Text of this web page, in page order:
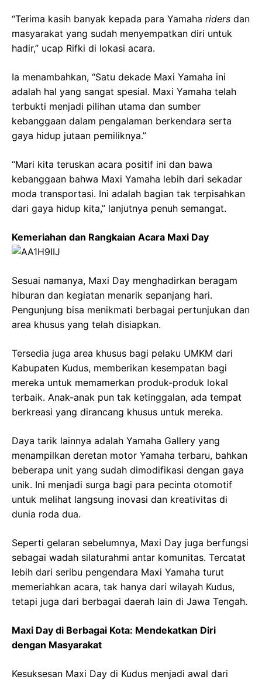
“Terima kasih banyak kepada para Yamaha riders dan
masyarakat yang sudah menyempatkan diri untuk
hadir,” ucap Rifki di lokasi acara.
Ia menambahkan, “Satu dekade Maxi Yamaha ini
adalah hal yang sangat spesial. Maxi Yamaha telah
terbukti menjadi pilihan utama dan sumber
kebanggaan dalam pengalaman berkendara serta
gaya hidup jutaan pemiliknya.”
“Mari kita teruskan acara positif ini dan bawa
kebanggaan bahwa Maxi Yamaha lebih dari sekadar
moda transportasi. Ini adalah bagian tak terpisahkan
dari gaya hidup kita,” lanjutnya penuh semangat.
Kemeriahan dan Rangkaian Acara Maxi Day
Sesuai namanya, Maxi Day menghadirkan beragam
hiburan dan kegiatan menarik sepanjang hari.
Pengunjung bisa menikmati berbagai pertunjukan dan
area khusus yang telah disiapkan.
Tersedia juga area khusus bagi pelaku UMKM dari
Kabupaten Kudus, memberikan kesempatan bagi
mereka untuk memamerkan produk-produk lokal
terbaik. Anak-anak pun tak ketinggalan, ada tempat
berkreasi yang dirancang khusus untuk mereka.
Daya tarik lainnya adalah Yamaha Gallery yang
menampilkan deretan motor Yamaha terbaru, bahkan
beberapa unit yang sudah dimodifikasi dengan gaya
unik. Ini menjadi surga bagi para pecinta otomotif
untuk melihat langsung inovasi dan kreativitas di
dunia roda dua.
Seperti gelaran sebelumnya, Maxi Day juga berfungsi
sebagai wadah silaturahmi antar komunitas. Tercatat
lebih dari seribu pengendara Maxi Yamaha turut
memeriahkan acara, tak hanya dari wilayah Kudus,
tetapi juga dari berbagai daerah lain di Jawa Tengah.
Maxi Day di Berbagai Kota: Mendekatkan Diri
dengan Masyarakat
Kesuksesan Maxi Day di Kudus menjadi awal dari